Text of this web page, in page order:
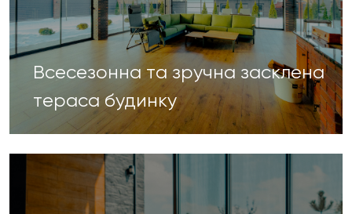
Всесезонна та зручна засклена
тераса будинку